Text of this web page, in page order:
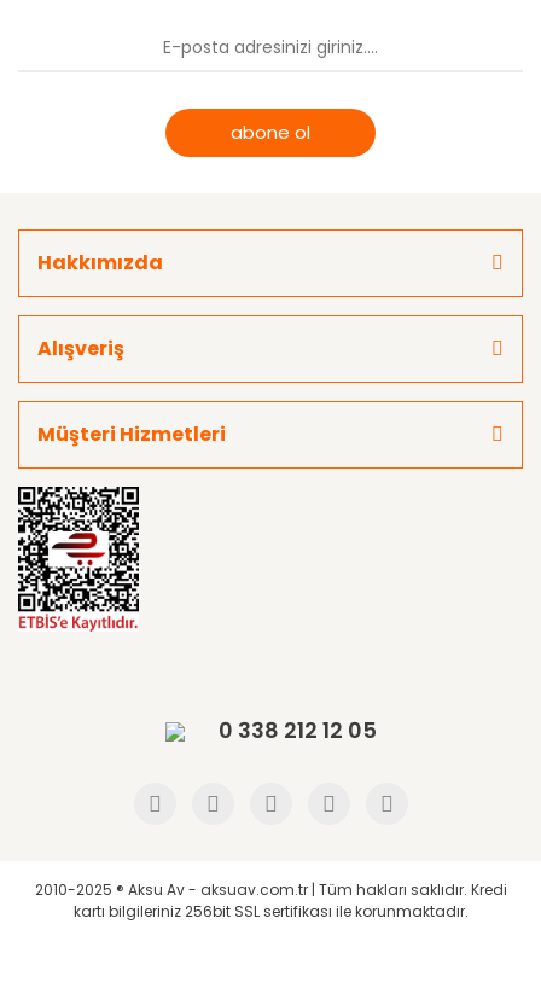
abone ol
Hakkımızda
Alışveriş
Müşteri Hizmetleri
0 338 212 12 05
2010-2025 ® Aksu Av - aksuav.com.tr | Tüm hakları saklıdır. Kredi
kartı bilgileriniz 256bit SSL sertifikası ile korunmaktadır.